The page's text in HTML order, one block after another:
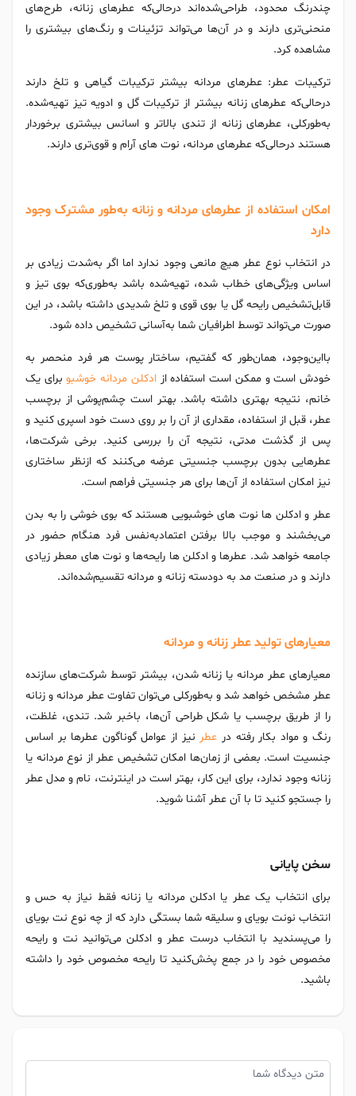
چندرنگ محدود، طراحی‌شده‌اند درحالی‌که عطرهای زنانه، طرح‌های
منحنی‌تری دارند و در آن‌ها می‌تواند تزئینات و رنگ‌های بیشتری را
مشاهده کرد.
ترکیبات عطر: عطرهای مردانه بیشتر ترکیبات گیاهی و تلخ دارند
درحالی‌که عطرهای زنانه بیشتر از ترکیبات گل و ادویه تیز تهیه‌شده.
به‌طورکلی، عطرهای زنانه از تندی بالاتر و اسانس بیشتری برخوردار
هستند درحالی‌که عطرهای مردانه، نوت های آرام و قوی‌تری دارند.
امکان استفاده از عطرهای مردانه و زنانه به‌طور مشترک وجود
دارد
در انتخاب نوع عطر هیچ مانعی وجود ندارد اما اگر به‌شدت زیادی بر
اساس ویژگی‌‌های خطاب شده، تهیه‌شده باشد به‌طوری‌که بوی تیز و
قابل‌تشخیص رایحه گل یا بوی قوی و تلخ شدیدی داشته باشد، در این
صورت می‌تواند توسط اطرافیان شما به‌آسانی تشخیص داده شود.
بااین‌وجود، همان‌طور که گفتیم، ساختار پوست هر فرد منحصر به
خودش است و ممکن است استفاده ازادکلن مردانه خوشبوبرای یک
خانم، نتیجه بهتری داشته باشد. بهتر است چشم‌پوشی از برچسب
عطر، قبل از استفاده، مقداری از آن را بر روی دست خود اسپری کنید و
پس از گذشت مدتی، نتیجه آن را بررسی کنید. برخی شرکت‌ها،
عطرهایی بدون برچسب جنسیتی عرضه می‌کنند که ازنظر ساختاری
نیز امکان استفاده از آن‌ها برای هر جنسیتی فراهم است.
عطر و ادکلن ها نوت های خوشبویی هستند که بوی خوشی را به بدن
می‌بخشند و موجب بالا برفتن اعتمادبه‌نفس فرد هنگام حضور در
جامعه خواهد شد. عطرها و ادکلن ها رایحه‌ها و نوت های معطر زیادی
دارند و در صنعت مد به دودسته زنانه و مردانه تقسیم‌شده‌اند.
معیارهای تولید عطر زنانه و مردانه
معیارهای عطر مردانه یا زنانه شدن، بیشتر توسط شرکت‌های سازنده
عطر مشخص خواهد شد و به‌طورکلی می‌توان تفاوت عطر مردانه و زنانه
را از طریق برچسب یا شکل طراحی آن‌ها، باخبر شد. تندی، غلظت،
رنگ و مواد بکار رفته در عطر نیز از عوامل گوناگون عطرها بر اساس
جنسیت است. بعضی از زمان‌ها امکان تشخیص عطر از نوع مردانه یا
زنانه وجود ندارد، برای این کار، بهتر است در اینترنت، نام و مدل عطر
را جستجو کنید تا با آن عطر آشنا شوید.
سخن پایانی
برای انتخاب یک عطر یا ادکلن مردانه یا زنانه فقط نیاز به حس و
انتخاب نونت بویای و سلیقه شما بستگی دارد که از چه نوع نت بویای
را می‌پسندید با انتخاب درست عطر و ادکلن می‌توانید نت و رایحه
مخصوص خود را در جمع پخش‌کنید تا رایحه مخصوص خود را داشته
باشید.
متن دیدگاه شما